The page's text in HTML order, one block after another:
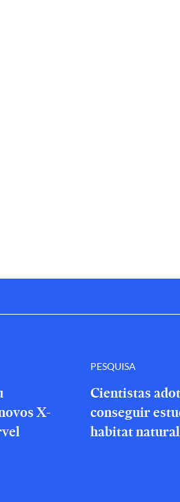
X-
PESQUISA
Cientistas
conseguir
habitat natural